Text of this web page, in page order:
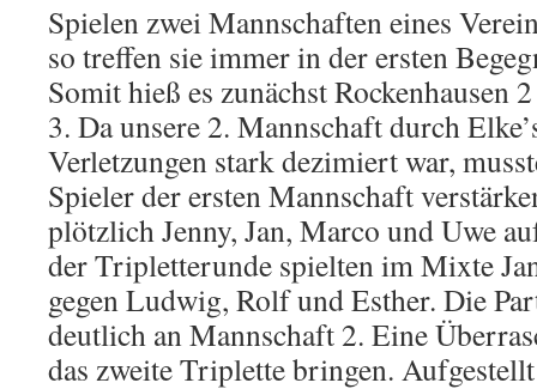
Spielen zwei Mannschaften eines
so treffen sie immer in der ersten
Somit hieß es zunächst Rockenhausen
3. Da unsere 2. Mannschaft durch
Verletzungen stark dezimiert war,
Spieler der ersten Mannschaft
plötzlich Jenny, Jan, Marco und Uwe
der Tripletterunde spielten im Mixte
gegen Ludwig, Rolf und Esther. Die
deutlich an Mannschaft 2. Eine
das zweite Triplette bringen.